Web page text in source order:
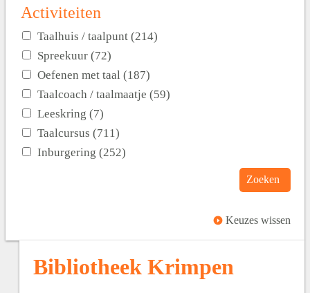
Activiteiten
Taalhuis / taalpunt (214)
Spreekuur (72)
Oefenen met taal (187)
Taalcoach / taalmaatje (59)
Leeskring (7)
Taalcursus (711)
Inburgering (252)
Zoeken
Keuzes wissen
Bibliotheek Krimpen